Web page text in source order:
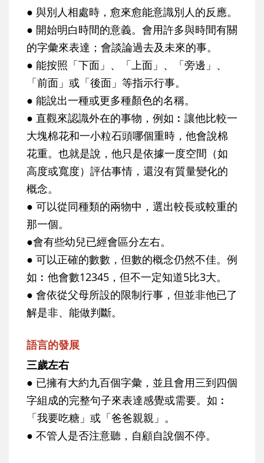
● 與別人相處時，愈來愈能意識別人的反應。
● 開始明白時間的意義。會用許多與時間有關
的字彙來表達；會談論過去及未來的事。
● 能按照「下面」、「上面」、「旁邊」、
「前面」或「後面」等指示行事。
● 能說出一種或更多種顏色的名稱。
● 直觀來認識外在的事物，例如︰讓他比較一
大塊棉花和一小粒石頭哪個重時，他會說棉
花重。也就是說，他只是依據一度空間（如
高度或寬度）評估事情，還沒有質量變化的
概念。
● 可以從同種類的兩物中，選出較長或較重的
那一個。
●會有些幼兒已經會區分左右。
● 可以正確的數數，但數的概念仍然不佳。例
如︰他會數12345，但不一定知道5比3大。
● 會依從父母所設的限制行事，但並非他已了
解是非、能做判斷。
語言的發展
三歲左右
● 已擁有大約九百個字彙，並且會用三到四個
字組成的完整句子來表達感覺或需要。如︰
「我要吃糖」或「爸爸親親」。
● 不管人是否注意聽，自顧自說個不停。